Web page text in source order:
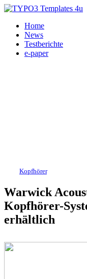
Home
News
Testberichte
e-paper
Kopfhörer, Kopfhörer-
Warwick
Kopfhörer-
erhältlich